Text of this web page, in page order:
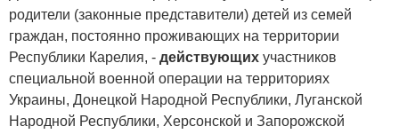
родители (законные представители) детей из семей
граждан, постоянно проживающих на территории
Республики Карелия, - действующих участников
специальной военной операции на территориях
Украины, Донецкой Народной Республики, Луганской
Народной Республики, Херсонской и Запорожской